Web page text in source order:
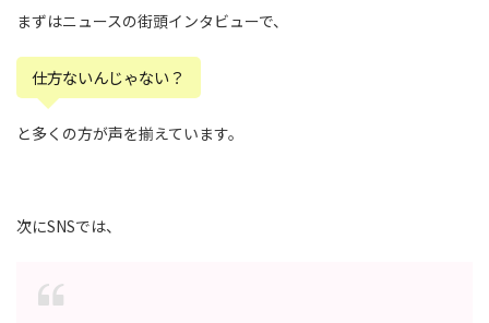
まずはニュースの街頭インタビューで、
仕方ないんじゃない？
と多くの方が声を揃えています。
次にSNSでは、